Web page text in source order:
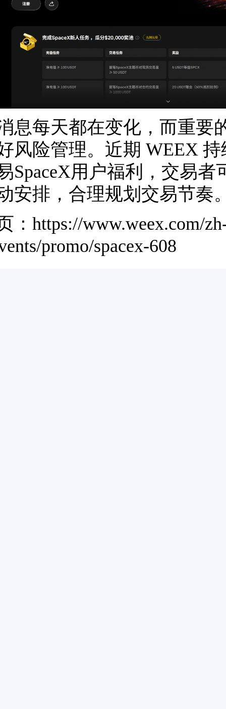
息每天都在变化，而重要
风险管理。近期 WEEX
SpaceX用户福利
，交易
安排，合理规划交易节奏
：https://www.weex.com/
promo/spacex-608